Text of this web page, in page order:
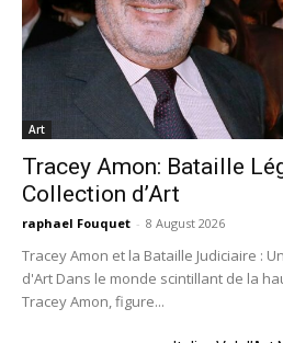
Art
Tracey Amon: Bataille
Collection d’Art
raphael Fouquet - 8 August 2026
Tracey Amon et la Bataille Judiciaire :
d'Art Dans le monde scintillant de la
Tracey Amon, figure...